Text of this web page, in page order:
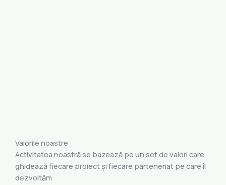
Valorile noastre
Activitatea noastră se bazează pe un set de valori care
ghidează fiecare proiect și fiecare parteneriat pe care îl
dezvoltăm